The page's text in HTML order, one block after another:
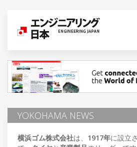
YOKOHAMA NEWS
横浜ゴム株式会社は、 1917年に設立